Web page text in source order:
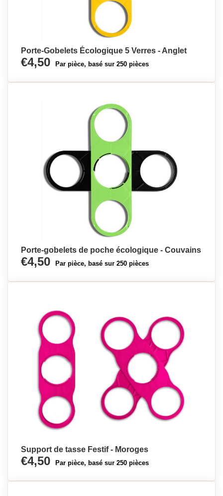
Porte-Gobelets Écologique 5 Verres - Anglet
€4,50 Par pièce, basé sur 250 pièces
Porte-gobelets de poche écologique - Couvains
€4,50 Par pièce, basé sur 250 pièces
Support de tasse Festif - Moroges
€4,50 Par pièce, basé sur 250 pièces